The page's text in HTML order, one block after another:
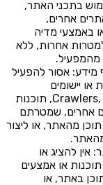
בתכני האתר,
אחרים,
באמצעי מדיה
אחרות, ללא
מידע: אסור להפעיל
יישומים
ממוחשבים מכל סוג, כגון Crawlers, Robots, תוכנות
אחרים, שמטרתם
מהאתר, או ליצור
אין להציג או
או אמצעים
באתר, או